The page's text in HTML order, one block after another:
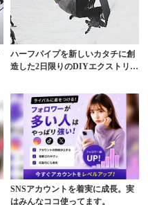
ハーフパイプを新しいカタチに創
造した2日限りのDIYエクストリー
SNSアカウントを着実に成長。実
はみんなココ使ってます。